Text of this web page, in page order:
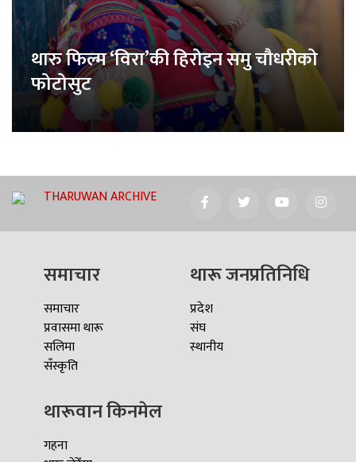
थारु फिल्म ‘विरा’की हिरोइन समु चौधरीको
फोटोसुट
THARUWAN ARCHIVE
समाचार
समाचार
प्रवासमा थारू
सलिमा
सँस्कृति
थारू जनप्रतिनिधि
प्रदेश
संघ
स्थानीय
थारूवान किनमेल
गहना